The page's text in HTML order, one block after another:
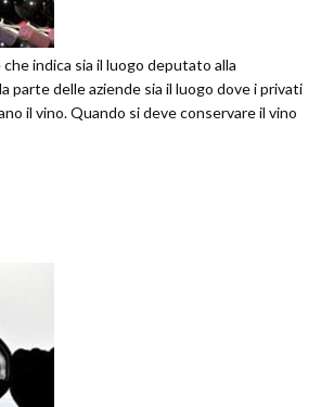
indica sia il luogo deputato alla
parte delle aziende sia il luogo dove i privati
il vino. Quando si deve conservare il vino